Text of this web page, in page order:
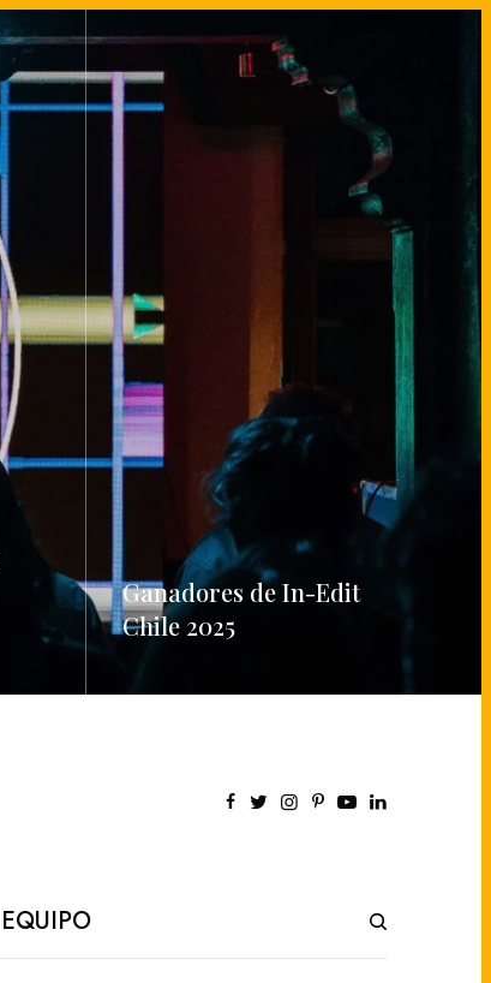
Ganadores de In-Edit
Chile 2025
EQUIPO